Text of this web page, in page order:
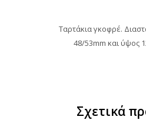
Ταρτάκια γκοφρέ.
48/53mm και ύψος
Σχετικά